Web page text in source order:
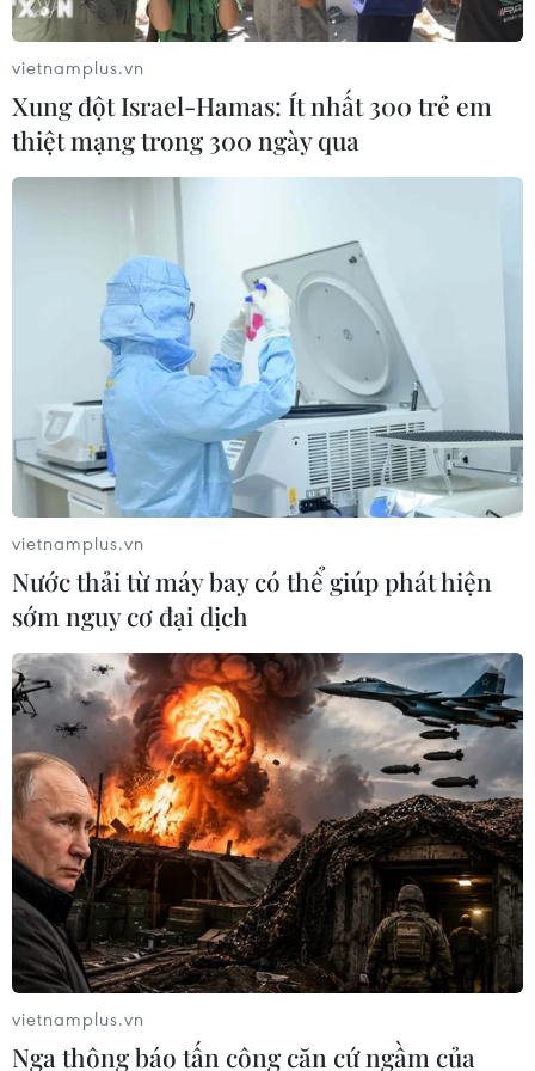
TTK LHQ đánh giá cao công tác dự báo
khí tượng thủy văn của Việt Nam
22/10/2022 08:49
Thăm Tổng cục Khí tượng Thủy văn, Tổng Thư ký Liên
hợp quốc António Guterres nhấn mạnh vai trò của việc
dự báo, cảnh báo sớm, đồng thời đánh giá cao công
tác dự báo khí tượng thủy văn ở Việt Nam.
Gia Lai: Sông Ba bị sạt lở, người dân mất
hàng trăm ha đất sản xuất
22/10/2022 14:46
Đất sản xuất của người dân huyện Krông Pa ngày một ít
vietnamplus.vn
Xung đột Israel-Hamas: Ít nhất 300 trẻ em
thiệt mạng trong 300 ngày qua
vietnamplus.vn
Nước thải từ máy bay có thể giúp phát hiện
sớm nguy cơ đại dịch
vietnamplus.vn
Nga thông báo tấn công căn cứ ngầm của